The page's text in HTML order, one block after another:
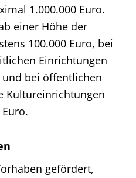
1.000.000 Euro.
einer Höhe der
100.000 Euro, bei
Einrichtungen
bei öffentlichen
Kultureinrichtungen
gefördert,